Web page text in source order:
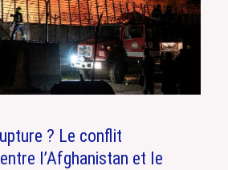
? Le conflit
l’Afghanistan et le